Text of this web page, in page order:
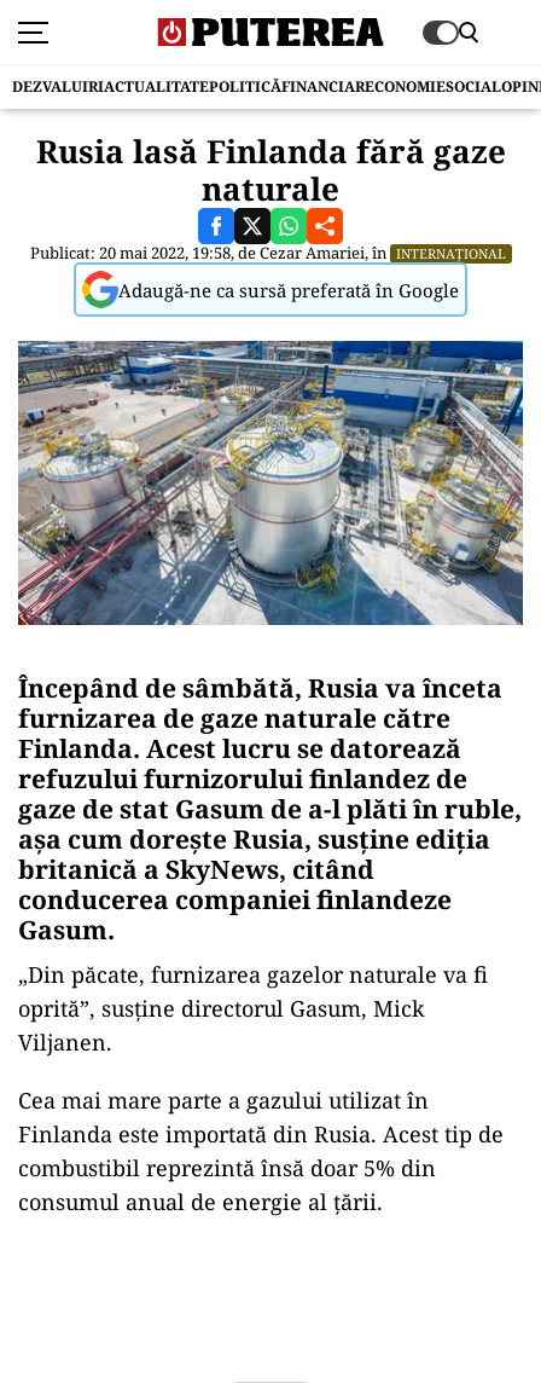
DEZVALUIRIACTUALITATEPOLITICĂFINANCIARECONOMIESOCIAL
Rusia lasă Finlanda fără gaze
naturale
Publicat: 20 mai 2022, 19:58, deCezar Amariei, în INTERNAȚIONAL
Adaugă-ne ca sursă preferată în Google
Începând de sâmbătă, Rusia va înceta
furnizarea de gaze naturale către
Finlanda. Acest lucru se datorează
refuzului furnizorului finlandez de
gaze de stat Gasum de a-l plăti în ruble,
așa cum dorește Rusia, susține ediția
britanică a SkyNews, citând
conducerea companiei finlandeze
Gasum.
„Din păcate, furnizarea gazelor naturale va fi
oprită”, susține directorul Gasum, Mick
Viljanen.
Cea mai mare parte a gazului utilizat în
Finlanda este importată din Rusia. Acest tip de
combustibil reprezintă însă doar 5% din
consumul anual de energie al țării.